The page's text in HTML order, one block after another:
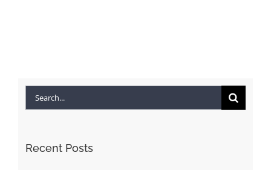
Search
for:
Recent Posts